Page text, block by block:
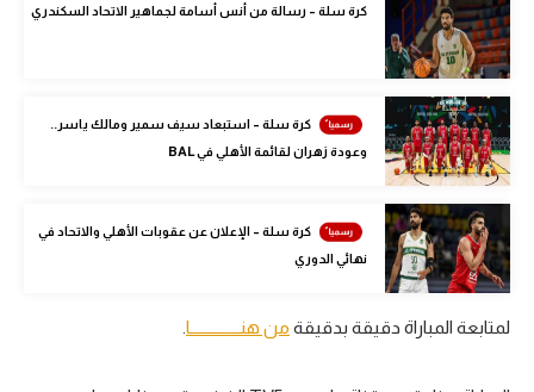
كرة سلة
كرة طائرة
الوطن العربي
في المونديال
رياضة نسائية
آسيا
كرة سلة – رسالة من أنس أسامة لجماهير الاتحاد السكندري
كرة سلة – استبعاد سيف سمير ومالك ياسر..
وعودة زهران لقائمة الأهلي في BAL
كرة سلة – الإعلان عن عقوبات الأهلي والاتحاد في
نهائي الدوري
لمتابعة المباراة دقيقة بدقيقة من هنــــــــــــــا